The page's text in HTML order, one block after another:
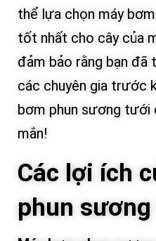
thể lựa chọn máy
tốt nhất cho cây của
đảm bảo rằng bạn đã
các chuyên gia trước
bơm phun sương tưới
mắn!
Các lợi ích
phun